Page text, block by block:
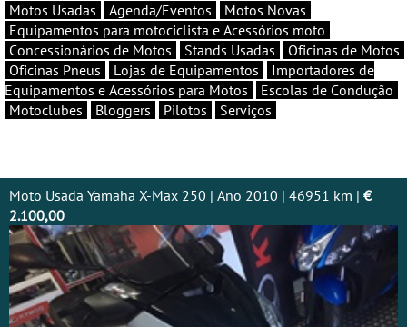
Motos Usadas Agenda/Eventos
Motos Novas
Equipamentos para motociclista e Acessórios moto
Concessionários de Motos
Stands Usadas
Oficinas de Motos
Oficinas Pneus
Lojas de Equipamentos
Importadores de
Equipamentos e Acessórios para Motos
Escolas de Condução
Motoclubes
Bloggers Pilotos Serviços
Moto Usada Yamaha X-Max 250 | Ano 2010 | 46951 km | €
2.100,00